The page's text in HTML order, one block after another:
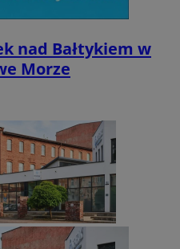
nad Bałtykiem w
Morze